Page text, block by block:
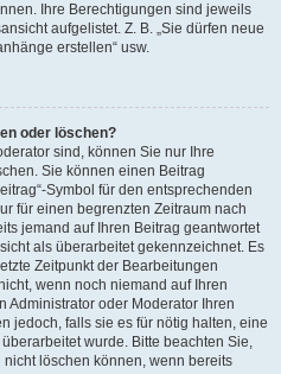
Ihre Berechtigungen sind jeweils
aufgelistet. Z. B. „Sie dürfen neue
erstellen“ usw.
oder löschen?
sind, können Sie nur Ihre
Sie können einen Beitrag
Symbol für den entsprechenden
für einen begrenzten Zeitraum nach
jemand auf Ihren Beitrag geantwortet
als überarbeitet gekennzeichnet. Es
Zeitpunkt der Bearbeitungen
wenn noch niemand auf Ihren
Administrator oder Moderator Ihren
jedoch, falls sie es für nötig halten, eine
wurde. Bitte beachten Sie,
löschen können, wenn bereits